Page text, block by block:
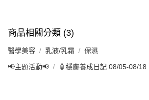
商品相關分類 (3)
醫學美容 乳液/乳霜 保濕
📢主題活動📢 🧴穩膚養成日記 08/05-08/18